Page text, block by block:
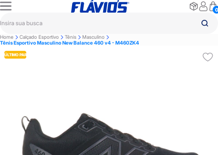
0
Home Calçado Esportivo Tênis
Masculino
Tênis Esportivo Masculino New Balance 460 v4 - M460ZK4
ÚLTIMO PAR